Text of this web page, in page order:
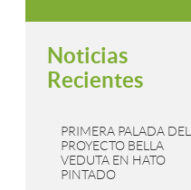
Noticias
Recientes
PRIMERA PALADA DEL
PROYECTO BELLA
VEDUTA EN HATO
PINTADO